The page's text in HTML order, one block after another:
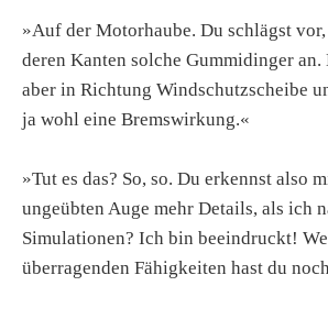
»Auf der Motorhaube. Du schlägst
deren Kanten solche Gummidinger
aber in Richtung Windschutzscheibe
ja wohl eine Bremswirkung.«
»Tut es das? So, so. Du erkennst also
ungeübten Auge mehr Details, als ich
Simulationen? Ich bin beeindruckt!
überragenden Fähigkeiten hast du